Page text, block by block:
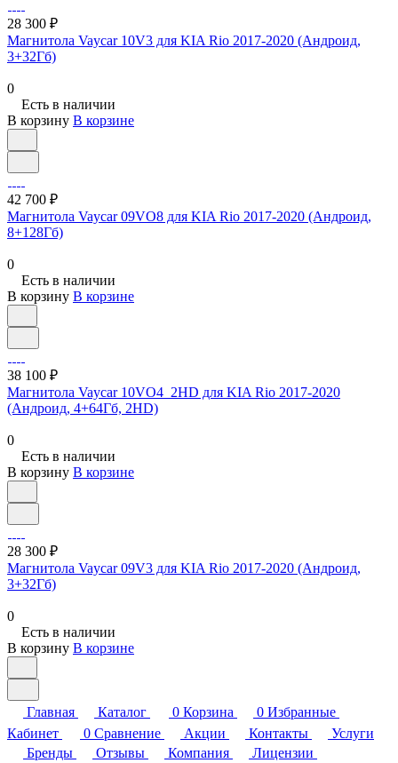
28 300 ₽
Магнитола Vaycar 10V3 для KIA Rio 2017-2020 (Андроид,
3+32Гб)
0
Есть в наличии
В корзину В корзине
42 700 ₽
Магнитола Vaycar 09VO8 для KIA Rio 2017-2020 (Андроид,
8+128Гб)
0
Есть в наличии
В корзину В корзине
38 100 ₽
Магнитола Vaycar 10VO4_2HD для KIA Rio 2017-2020
(Андроид, 4+64Гб, 2HD)
0
Есть в наличии
В корзину В корзине
28 300 ₽
Магнитола Vaycar 09V3 для KIA Rio 2017-2020 (Андроид,
3+32Гб)
0
Есть в наличии
В корзину В корзине
Главная Каталог 0 Корзина 0 Избранные
Кабинет
0 Сравнение Акции Контакты
Услуги
Бренды
Отзывы Компания
Лицензии